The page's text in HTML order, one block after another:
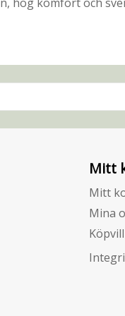
Mitt
Mitt
Mina